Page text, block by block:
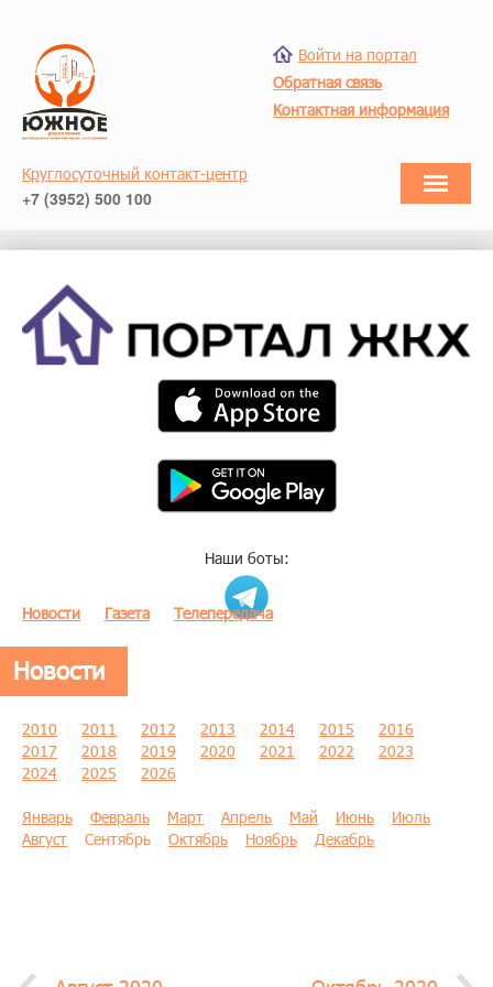
Войти на портал
Обратная связь
Контактная информация
Круглосуточный контакт-центр
+7 (3952) 500 100
Наши боты:
Новости Газета Телепередача
Новости
2010 2011 2012 2013 2014 2015
2016
2017
2018 2019 2020 2021 2022
2023
2024
2025 2026
Январь Февраль Март Апрель Май Июнь
Июль
Август
Сентябрь Октябрь Ноябрь Декабрь